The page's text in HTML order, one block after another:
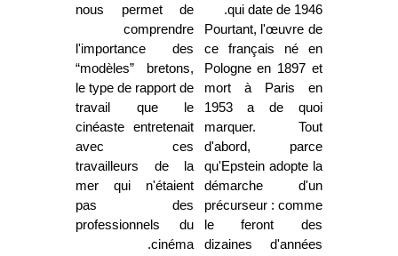
qui date de 1946.
Pourtant, l'œuvre de
ce français né en
Pologne en 1897 et
mort à Paris en
1953 a de quoi
marquer. Tout
d'abord, parce
qu'Epstein adopte la
démarche d'un
précurseur : comme
le feront des
dizaines d'années
nous permet de
comprendre
l'importance des
“modèles” bretons,
le type de rapport de
travail que le
cinéaste entretenait
avec ces
travailleurs de la
mer qui n'étaient
pas des
professionnels du
cinéma.